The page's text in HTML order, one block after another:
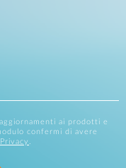
ai prodotti e
confermi di avere
.